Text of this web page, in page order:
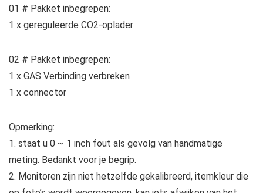
01 # Pakket inbegrepen:
1 x gereguleerde CO2-oplader
02 # Pakket inbegrepen:
1 x GAS Verbinding verbreken
1 x connector
Opmerking:
1. staat u 0 ~ 1 inch fout als gevolg van handmatige
meting. Bedankt voor je begrip.
2. Monitoren zijn niet hetzelfde gekalibreerd, itemkleur die